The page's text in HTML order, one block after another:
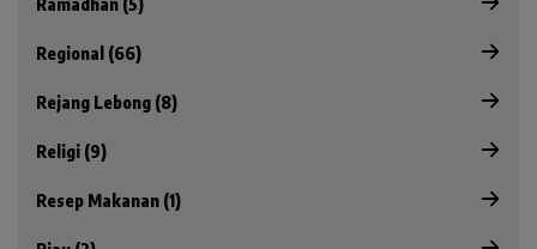
Ramadhan (5)
Regional (66)
Rejang Lebong (8)
Religi (9)
Resep Makanan (1)